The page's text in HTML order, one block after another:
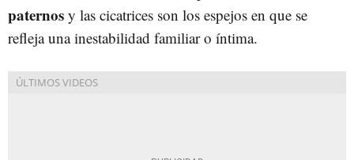
paternos y las cicatrices son los espejos en que se
refleja una inestabilidad familiar o íntima.